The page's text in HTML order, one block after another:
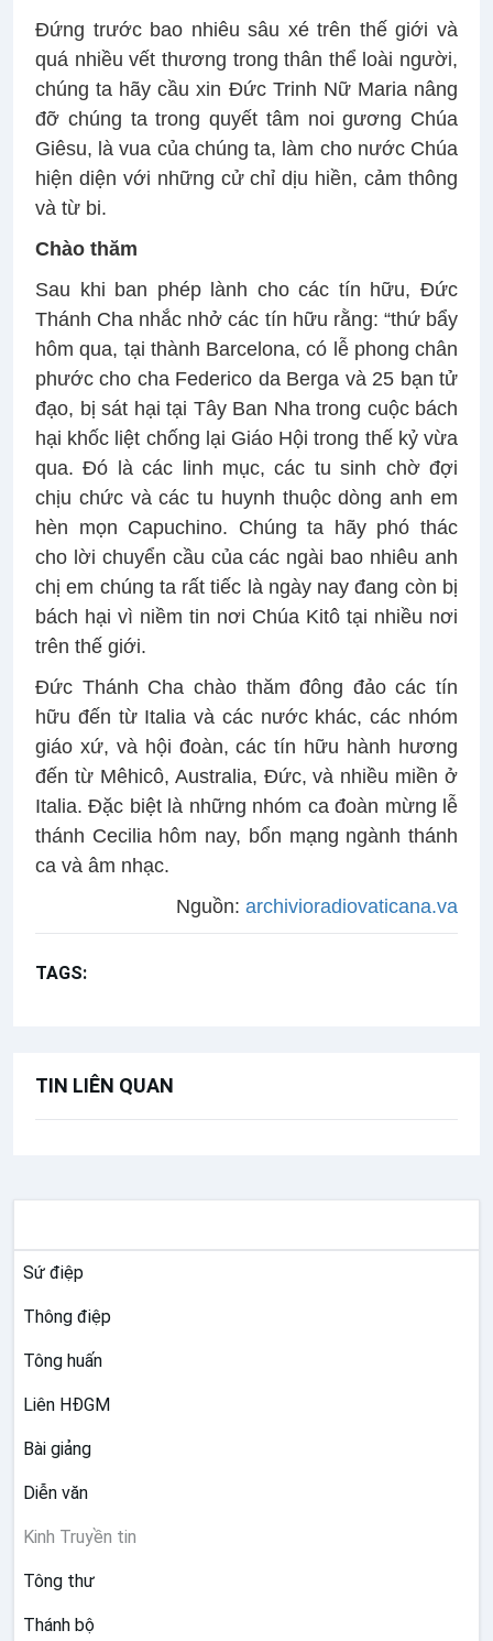
Đứng trước bao nhiêu sâu xé trên thế giới và
quá nhiều vết thương trong thân thể loài người,
chúng ta hãy cầu xin Đức Trinh Nữ Maria nâng
đỡ chúng ta trong quyết tâm noi gương Chúa
Giêsu, là vua của chúng ta, làm cho nước Chúa
hiện diện với những cử chỉ dịu hiền, cảm thông
và từ bi.
Chào thăm
Sau khi ban phép lành cho các tín hữu, Đức
Thánh Cha nhắc nhở các tín hữu rằng: “thứ bẩy
hôm qua, tại thành Barcelona, có lễ phong chân
phước cho cha Federico da Berga và 25 bạn tử
đạo, bị sát hại tại Tây Ban Nha trong cuộc bách
hại khốc liệt chống lại Giáo Hội trong thế kỷ vừa
qua. Đó là các linh mục, các tu sinh chờ đợi
chịu chức và các tu huynh thuộc dòng anh em
hèn mọn Capuchino. Chúng ta hãy phó thác
cho lời chuyển cầu của các ngài bao nhiêu anh
chị em chúng ta rất tiếc là ngày nay đang còn bị
bách hại vì niềm tin nơi Chúa Kitô tại nhiều nơi
trên thế giới.
Đức Thánh Cha chào thăm đông đảo các tín
hữu đến từ Italia và các nước khác, các nhóm
giáo xứ, và hội đoàn, các tín hữu hành hương
đến từ Mêhicô, Australia, Đức, và nhiều miền ở
Italia. Đặc biệt là những nhóm ca đoàn mừng lễ
thánh Cecilia hôm nay, bổn mạng ngành thánh
ca và âm nhạc.
Nguồn: archivioradiovaticana.va
TAGS:
TIN LIÊN QUAN
Sứ điệp
Thông điệp
Tông huấn
Liên HĐGM
Bài giảng
Diễn văn
Kinh Truyền tin
Tông thư
Thánh bộ